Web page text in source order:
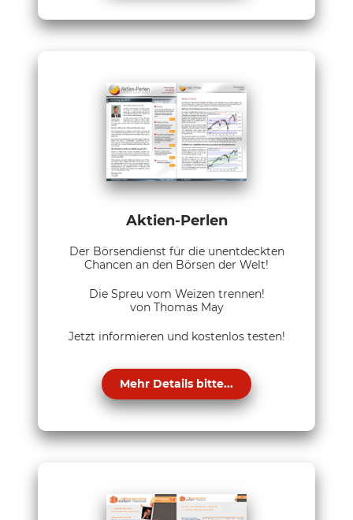
Aktien-Perlen
Der Börsendienst für die unentdeckten
Chancen an den Börsen der Welt!
Die Spreu vom Weizen trennen!
von Thomas May
Jetzt informieren und kostenlos testen!
Mehr Details bitte...